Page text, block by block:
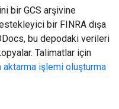
bir GCS arşivine
bir FINRA dışa
bu depodaki verileri
Talimatlar için
aktarma işlemi oluşturma